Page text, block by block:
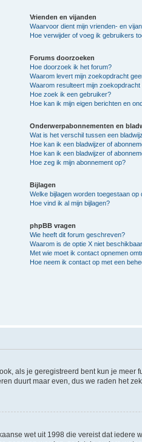
Vrienden en vijanden
Waarvoor dient mijn vrienden- en
Hoe verwijder of voeg ik gebruikers
Forums doorzoeken
Hoe doorzoek ik het forum?
Waarom levert mijn zoekopdracht
Waarom resulteert mijn zoekopdracht
Hoe zoek ik een gebruiker?
Hoe kan ik mijn eigen berichten en
Onderwerpabonnementen en
Wat is het verschil tussen een
Hoe kan ik een bladwijzer of
Hoe kan ik een bladwijzer of
Hoe zeg ik mijn abonnement op?
Bijlagen
Welke bijlagen worden toegestaan op
Hoe vind ik al mijn bijlagen?
phpBB vragen
Wie heeft dit forum geschreven?
Waarom is de optie X niet
Met wie moet ik contact opnemen
Hoe neem ik contact op met een
als je geregistreerd bent kun je meer
duurt maar even, dus we raden het
wet uit 1998 die vereist dat